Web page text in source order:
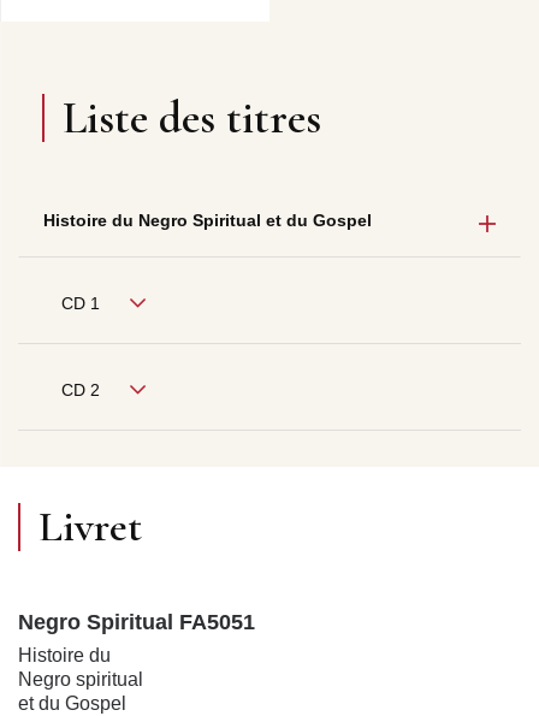
Liste des titres
Histoire du Negro Spiritual et du Gospel
CD 1
CD 2
Livret
Negro Spiritual FA5051
Histoire du
Negro spiritual
et du Gospel